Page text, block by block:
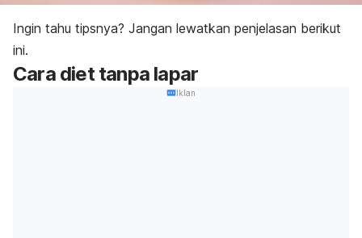
Ingin tahu tipsnya? Jangan lewatkan penjelasan berikut
ini.
Cara diet tanpa lapar
Iklan